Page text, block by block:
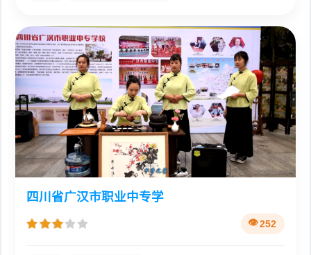
四川省广汉市职业中专学
252